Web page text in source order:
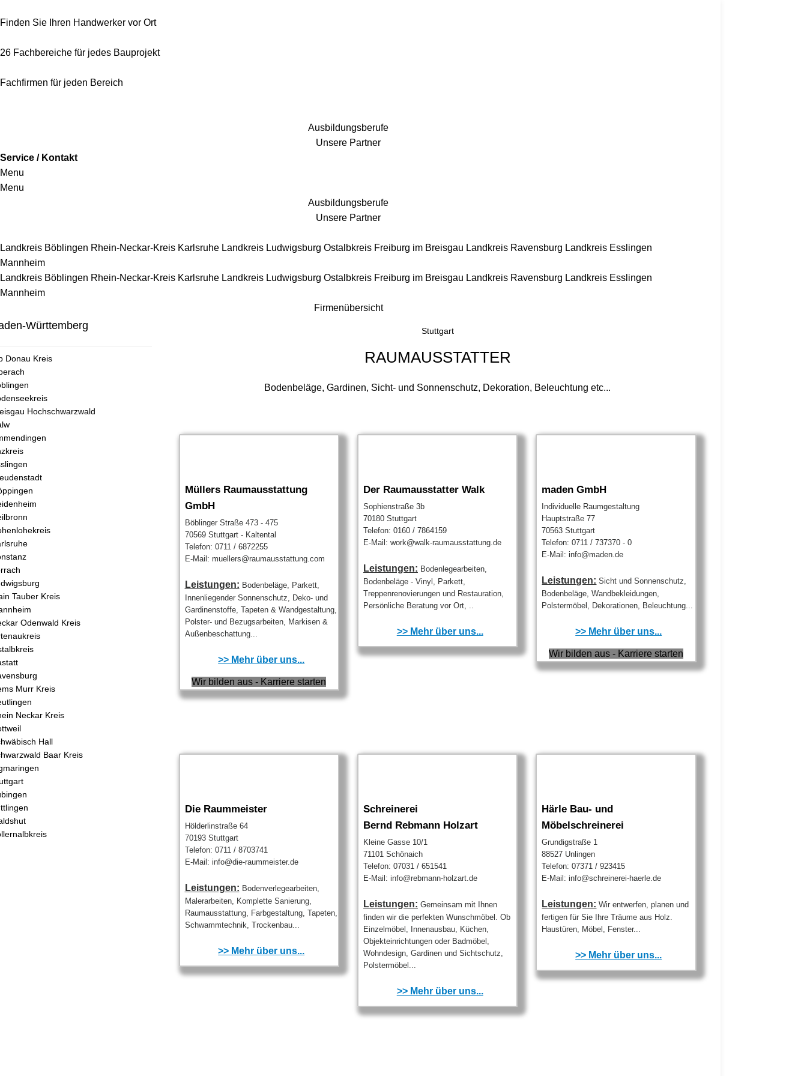
Finden Sie Ihren Handwerker vor Ort
26 Fachbereiche für jedes Bauprojekt
Fachfirmen für jeden Bereich
Ausbildungsberufe
Unsere Partner
Service / Kontakt
Menu
Menu
Ausbildungsberufe
Unsere Partner
Landkreis Böblingen Rhein-Neckar-Kreis Karlsruhe Landkreis Ludwigsburg Ostalbkreis Freiburg im Breisgau Landkreis Ravensburg Landkreis Esslingen
Mannheim
Landkreis Böblingen Rhein-Neckar-Kreis Karlsruhe Landkreis Ludwigsburg Ostalbkreis Freiburg im Breisgau Landkreis Ravensburg Landkreis Esslingen
Mannheim
Firmenübersicht
Württemberg
Donau Kreis
Hochschwarzwald
Tauber Kreis
Odenwald Kreis
Murr Kreis
Neckar Kreis
Hall
Baar Kreis
Stuttgart
RAUMAUSSTATTER
Bodenbeläge, Gardinen, Sicht- und Sonnenschutz, Dekoration, Beleuchtung etc...
Müllers Raumausstattung
GmbH
Böblinger Straße 473 - 475
70569 Stuttgart - Kaltental
Telefon: 0711 / 6872255
E-Mail: muellers@raumausstattung.com
Leistungen: Bodenbeläge, Parkett,
Innenliegender Sonnenschutz, Deko- und
Gardinenstoffe, Tapeten & Wandgestaltung,
Polster- und Bezugsarbeiten, Markisen &
Außenbeschattung...
>> Mehr über uns...
Wir bilden aus - Karriere starten
Der Raumausstatter Walk
Sophienstraße 3b
70180 Stuttgart
Telefon: 0160 / 7864159
E-Mail: work@walk-raumausstattung.de
Leistungen: Bodenlegearbeiten,
Bodenbeläge - Vinyl, Parkett,
Treppenrenovierungen und Restauration,
Persönliche Beratung vor Ort, ..
>> Mehr über uns...
maden GmbH
Individuelle Raumgestaltung
Hauptstraße 77
70563 Stuttgart
Telefon: 0711 / 737370 - 0
E-Mail: info@maden.de
Leistungen: Sicht und Sonnenschutz,
Bodenbeläge, Wandbekleidungen,
Polstermöbel, Dekorationen, Beleuchtung...
>> Mehr über uns...
Wir bilden aus - Karriere starten
Die Raummeister
Hölderlinstraße 64
70193 Stuttgart
Telefon: 0711 / 8703741
E-Mail: info@die-raummeister.de
Leistungen: Bodenverlegearbeiten,
Malerarbeiten, Komplette Sanierung,
Raumausstattung, Farbgestaltung, Tapeten,
Schwammtechnik, Trockenbau...
>> Mehr über uns...
Schreinerei
Bernd Rebmann Holzart
Kleine Gasse 10/1
71101 Schönaich
Telefon: 07031 / 651541
E-Mail: info@rebmann-holzart.de
Leistungen: Gemeinsam mit Ihnen
finden wir die perfekten Wunschmöbel. Ob
Einzelmöbel, Innenausbau, Küchen,
Objekteinrichtungen oder Badmöbel,
Wohndesign, Gardinen und Sichtschutz,
Polstermöbel...
>> Mehr über uns...
Härle Bau- und
Möbelschreinerei
Grundigstraße 1
88527 Unlingen
Telefon: 07371 / 923415
E-Mail: info@schreinerei-haerle.de
Leistungen: Wir entwerfen, planen und
fertigen für Sie Ihre Träume aus Holz.
Haustüren, Möbel, Fenster...
>> Mehr über uns...